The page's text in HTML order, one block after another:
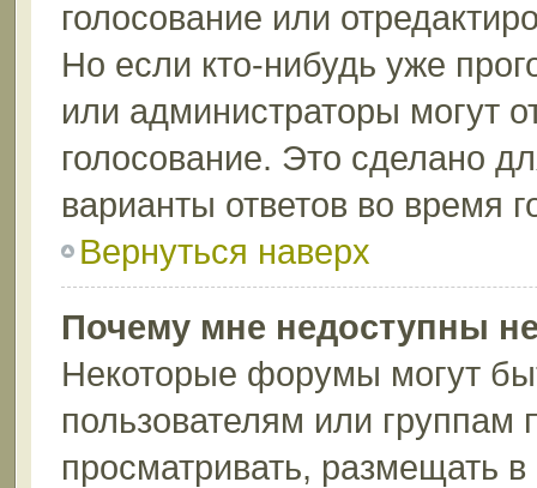
голосование или
Но если кто-нибудь уже
или администраторы могут
голосование. Это сделано
варианты ответов во время
Вернуться наверх
Почему мне недоступны
Некоторые форумы могут
пользователям или группам
просматривать, размещать